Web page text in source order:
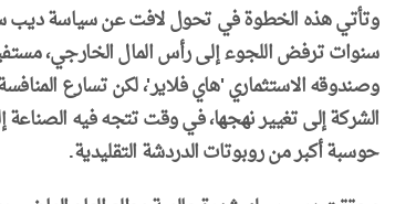
وتأتي هذه الخطوة في تحول لافت عن سياسة ديب
سنوات ترفض اللجوء إلى رأس المال الخارجي،
وصندوقه الاستثماري 'هاي فلاير'، لكن تسارع
الشركة إلى تغيير نهجها، في وقت تتجه فيه الصناعة
حوسبة أكبر من روبوتات الدردشة التقليدية.